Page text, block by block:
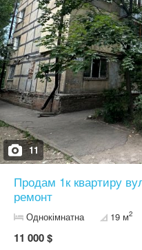
11
Продам 1к квартиру
ремонт
Однокімнатна 19 м2
11 000 $